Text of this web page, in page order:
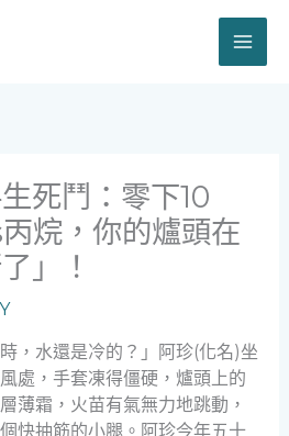
死鬥：零下10
烷，你的爐頭在
」！
，水還是冷的？」阿珍(化名)坐
處，手套凍得僵硬，爐頭上的
薄霜，火苗有氣無力地跳動，
快抽筋的小腿。阿珍今年五十